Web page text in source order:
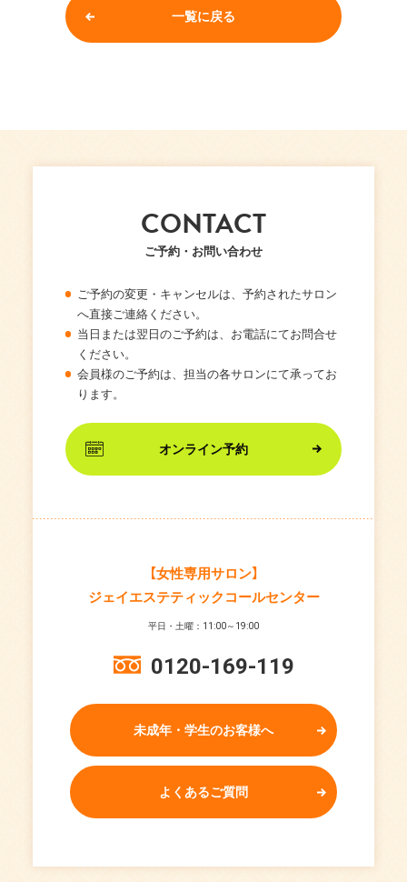
一覧に戻る
CONTACT
ご予約・お問い合わせ
ご予約の変更・キャンセルは、予約されたサロン
へ直接ご連絡ください。
当日または翌日のご予約は、お電話にてお問合せ
ください。
会員様のご予約は、担当の各サロンにて承ってお
ります。
オンライン予約
【女性専用サロン】
ジェイエステティックコールセンター
平日・土曜：11:00～19:00
0120-169-119
未成年・学生のお客様へ
よくあるご質問